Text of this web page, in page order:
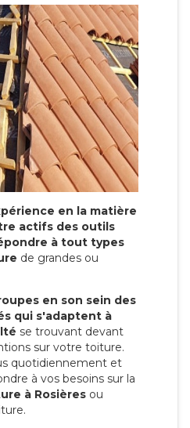
en la matière
actifs des outils
à tout types
de grandes ou
en son sein des
qui s'adaptent à
se trouvant devant
sur votre toiture.
quotidiennement et
à vos besoins sur la
à Rosières ou